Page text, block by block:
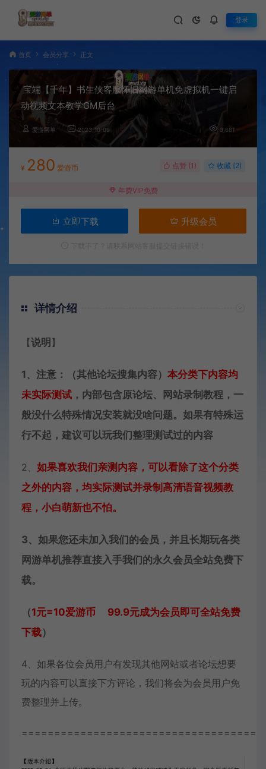
登录
首页 会员分享 正文
宝端【千年】书生侠客版怀旧网游单机免虚拟机一键启
动视频文本教学GM后台
爱游网单 2023-10-09 3,681
¥ 280 爱游币 点赞 (1 ) 收藏 (2)
年费VIP免费
立即下载 升级会员
详情介绍
【说明 】
1、注意：（其他论坛搜集内容） 本分类下内容均
未实际测试 ，内部包含原论坛、网站录制教程，一
般没什么特殊情况安装就没啥问题。如果有特殊运
行不起，建议可以玩我们整理测试过的内容
2、 如果喜欢我们亲测内容，可以看除了这个分类
之外的内容，均实际测试并录制高清语音视频教
程，小白萌新也不怕。
3、如果您还未加入我们的会员，并且长期玩各类
网游单机推荐直接入手我们的永久会员全站免费下
载。
（1元=10爱游币 99.9元成为会员即可全站免费
下载）
4、如果各位会员用户有发现其他网站或者论坛想要
玩的内容可以直接下方评论，我们将会为会员用户免
费整理并上传。